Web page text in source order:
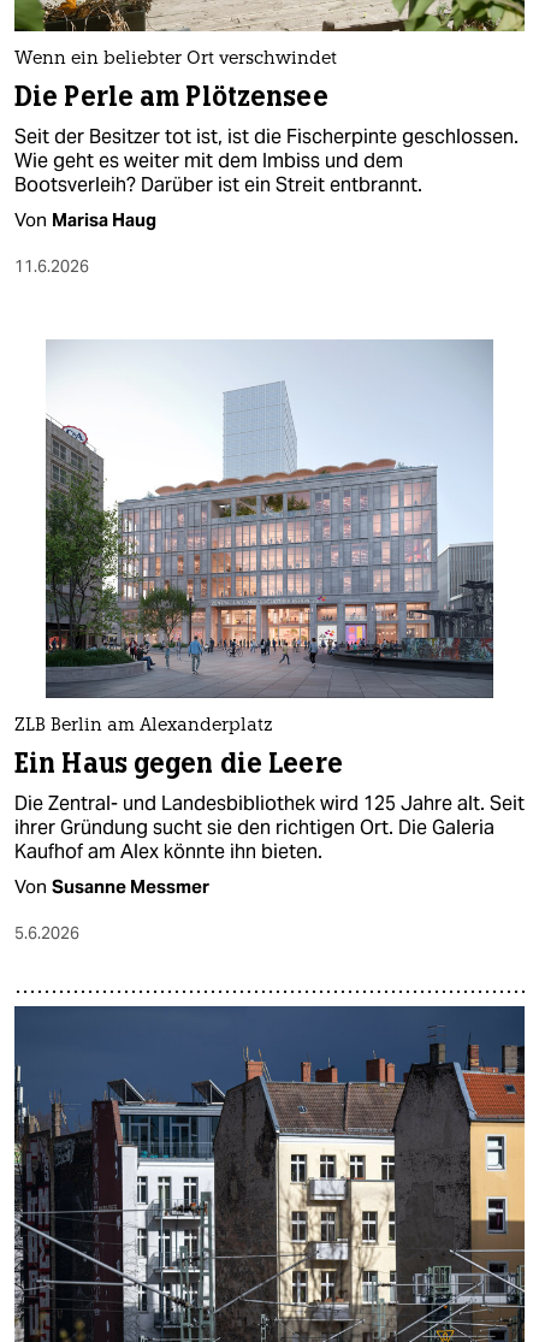
Wenn ein beliebter Ort verschwindet
Die Perle am Plötzensee
Seit der Besitzer tot ist, ist die Fischerpinte geschlossen.
Wie geht es weiter mit dem Imbiss und dem
Bootsverleih? Darüber ist ein Streit entbrannt.
Von Marisa Haug
11.6.2026
ZLB Berlin am Alexanderplatz
Ein Haus gegen die Leere
Die Zentral- und Landesbibliothek wird 125 Jahre alt. Seit
ihrer Gründung sucht sie den richtigen Ort. Die Galeria
Kaufhof am Alex könnte ihn bieten.
Von Susanne Messmer
5.6.2026